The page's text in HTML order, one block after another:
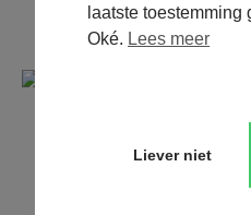
laatste toestemming
Oké. Lees meer
Liever niet